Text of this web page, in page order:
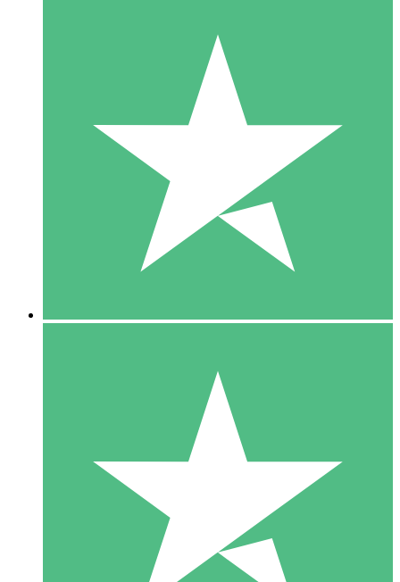
Individuella Kreditpaket
Betala per användning med nedladdningskrediter. Inget
1 Nedladdningar
10 00
10 Nedladdningar
20 00